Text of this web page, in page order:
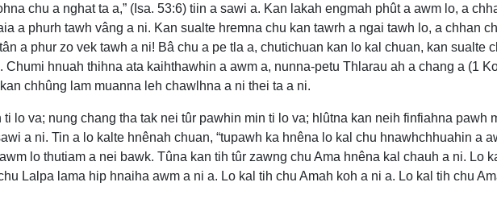
chu a nghat ta a,” (Isa. 53:6) tiin a sawi a. Kan lakah engmah phût a awm lo, a
a phurh tawh vâng a ni. Kan sualte hremna chu kan tawrh a ngai tawh lo, a chhan
a phur zo vek tawh a ni! Bâ chu a pe tla a, chutichuan kan lo kal chuan, kan sualte
hnuah thihna ata kaihthawhin a awm a, nunna-petu Thlarau ah a chang a (1
chhûng lam muanna leh chawlhna a ni thei ta a ni.
lo va; nung chang tha tak nei tûr pawhin min ti lo va; hlûtna kan neih finfiahna pawh
a ni. Tin a lo kalte hnênah chuan, “tupawh ka hnêna lo kal chu hnawhchhuahin a
lo thutiam a nei bawk. Tûna kan tih tûr zawng chu Ama hnêna kal chauh a ni. Lo
Lalpa lama hip hnaiha awm a ni a. Lo kal tih chu Amah koh a ni a. Lo kal tih chu